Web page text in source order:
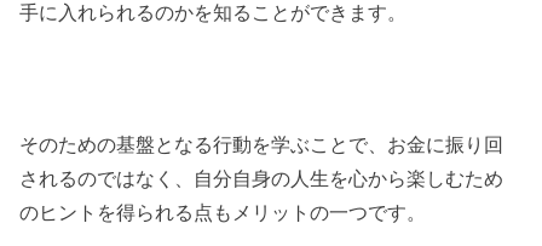
手に入れられるのかを知ることができます。
そのための基盤となる行動を学ぶことで、お金に振り回
されるのではなく、自分自身の人生を心から楽しむため
のヒントを得られる点もメリットの一つです。